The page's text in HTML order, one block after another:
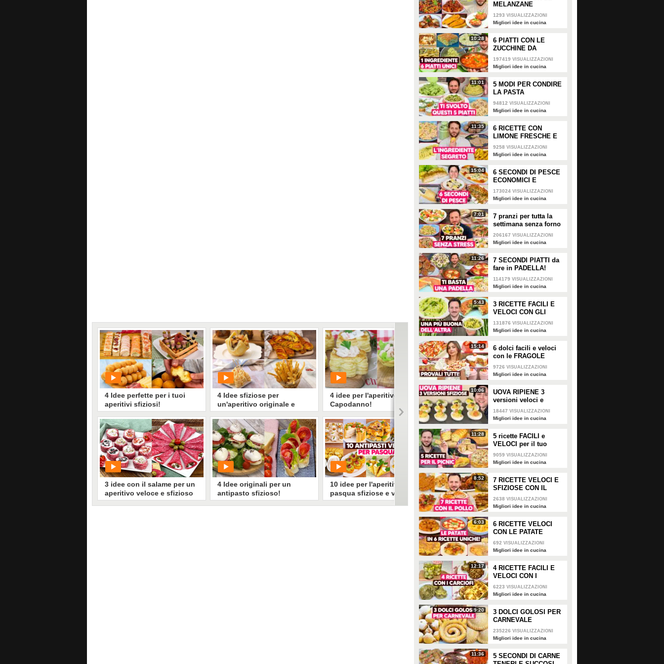
MELANZANE
1293 VISUALIZZAZIONI
Migliori idee in cucina
10:28
6 PIATTI CON LE
ZUCCHINE DA
LECCARSI I BAFFI!
197419 VISUALIZZAZIONI
Migliori idee in cucina
11:01
5 MODI PER CONDIRE
LA PASTA
94812 VISUALIZZAZIONI
Migliori idee in cucina
11:35
6 RICETTE CON
LIMONE FRESCHE E
PROFUMATE
9258 VISUALIZZAZIONI
Migliori idee in cucina
15:04
6 SECONDI DI PESCE
ECONOMICI E
SAPORITI
173024 VISUALIZZAZIONI
Migliori idee in cucina
7:01
7 pranzi per tutta la
settimana senza forno
206167 VISUALIZZAZIONI
Migliori idee in cucina
11:26
7 SECONDI PIATTI da
fare in PADELLA!
114179 VISUALIZZAZIONI
Migliori idee in cucina
5:43
3 RICETTE FACILI E
VELOCI CON GLI
APSARAGI!
131876 VISUALIZZAZIONI
Migliori idee in cucina
15:14
6 dolci facili e veloci
con le FRAGOLE
9726 VISUALIZZAZIONI
Migliori idee in cucina
10:06
UOVA RIPIENE 3
versioni veloci e
sfiziose da portare a
Pasquetta
18447 VISUALIZZAZIONI
Migliori idee in cucina
11:28
5 ricette FACILI e
VELOCI per il tuo
PICNIC di
PASQUETTA!
9059 VISUALIZZAZIONI
Migliori idee in cucina
8:52
7 RICETTE VELOCI E
SFIZIOSE CON IL
POLLO
2638 VISUALIZZAZIONI
Migliori idee in cucina
6:03
6 RICETTE VELOCI
CON LE PATATE
692 VISUALIZZAZIONI
Migliori idee in cucina
12:17
4 RICETTE FACILI E
VELOCI CON I
CARCIOFI
6223 VISUALIZZAZIONI
Migliori idee in cucina
9:20
3 DOLCI GOLOSI PER
CARNEVALE
235226 VISUALIZZAZIONI
Migliori idee in cucina
11:36
5 SECONDI DI CARNE
4 Idee perfette per i tuoi
aperitivi sfiziosi!
PLAY
1000• diMigliori idee in cucina
3 idee con il salame per un
aperitivo veloce e sfizioso
4 Idee sfiziose per
un'aperitivo originale e
gustoso!
PLAY
2138• diMigliori idee in cucina
4 Idee originali per un
antipasto sfizioso!
4 idee per l'aperitivo di
Capodanno!
PLAY
5638• diMigliori idee in cucina
10 idee per l'aperitivo di
pasqua sfiziose e veloci da
preparare
Idee gustose per aperitivi
originali!
PLAY
52454• diMigliori idee in cucina
3 aperitivi sfiziosi con pane
e formaggio: idee semplici
e originali per stupire i tuoi
ospiti
PLAY
0• di Redazione Cucina
Tramezzini sfiziosi: 4 idee